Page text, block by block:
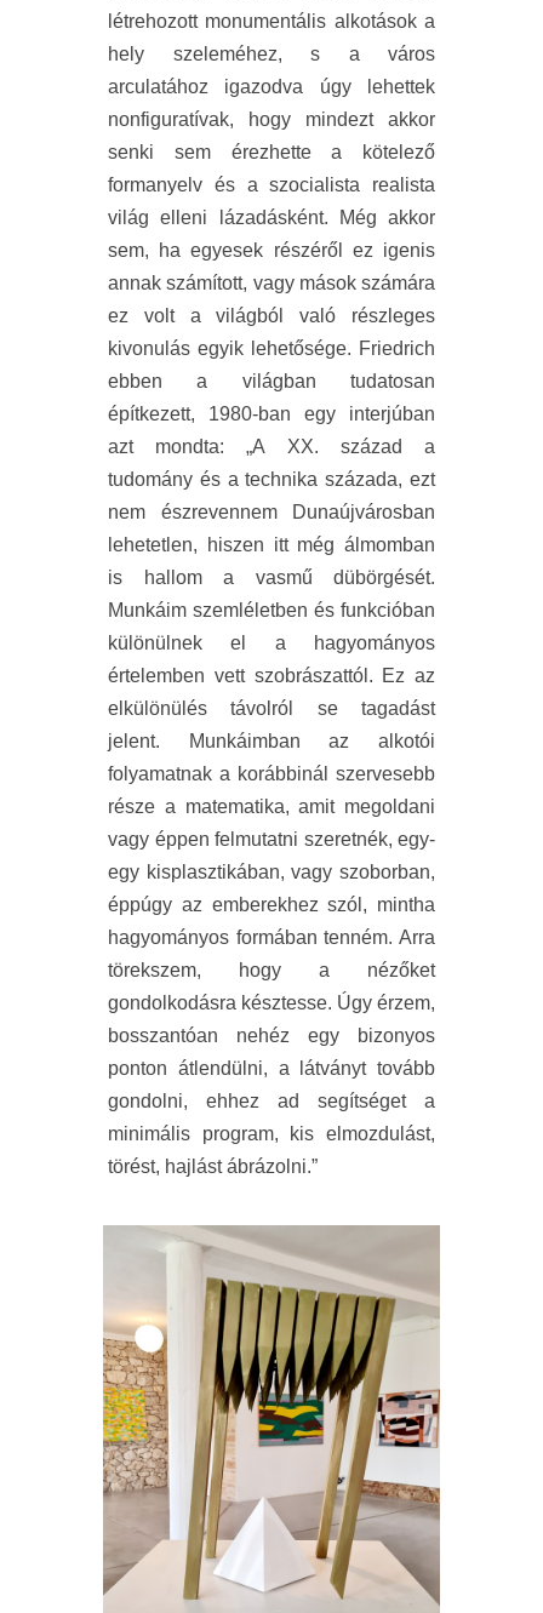
létrehozott monumentális alkotások a
hely szeleméhez, s a város
arculatához igazodva úgy lehettek
nonfiguratívak, hogy mindezt akkor
senki sem érezhette a kötelező
formanyelv és a szocialista realista
világ elleni lázadásként. Még akkor
sem, ha egyesek részéről ez igenis
annak számított, vagy mások számára
ez volt a világból való részleges
kivonulás egyik lehetősége. Friedrich
ebben a világban tudatosan
építkezett, 1980-ban egy interjúban
azt mondta: „A XX. század a
tudomány és a technika százada, ezt
nem észrevennem Dunaújvárosban
lehetetlen, hiszen itt még álmomban
is hallom a vasmű dübörgését.
Munkáim szemléletben és funkcióban
különülnek el a hagyományos
értelemben vett szobrászattól. Ez az
elkülönülés távolról se tagadást
jelent. Munkáimban az alkotói
folyamatnak a korábbinál szervesebb
része a matematika, amit megoldani
vagy éppen felmutatni szeretnék, egy-
egy kisplasztikában, vagy szoborban,
éppúgy az emberekhez szól, mintha
hagyományos formában tenném. Arra
törekszem, hogy a nézőket
gondolkodásra késztesse. Úgy érzem,
bosszantóan nehéz egy bizonyos
ponton átlendülni, a látványt tovább
gondolni, ehhez ad segítséget a
minimális program, kis elmozdulást,
törést, hajlást ábrázolni.”